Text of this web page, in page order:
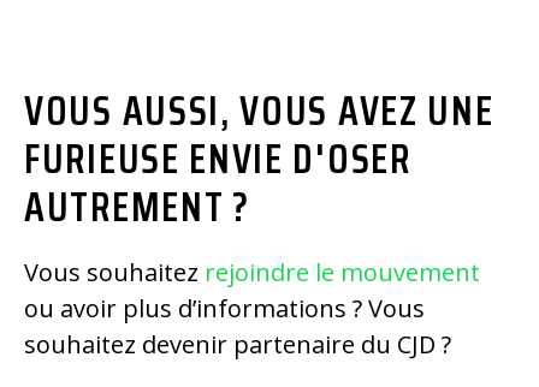
VOUS AUSSI, VOUS AVEZ UNE
FURIEUSE ENVIE D'OSER
AUTREMENT ?
Vous souhaitez rejoindre le mouvement
ou avoir plus d’informations ? Vous
souhaitez devenir partenaire du CJD ?